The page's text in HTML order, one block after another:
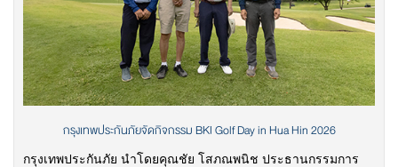
กรุงเทพประกันภัยจัดกิจกรรม BKI Golf Day in Hua Hin 2026
กรุงเทพประกันภัย นำโดยคุณชัย โสภณพนิช ประธานกรรมการ